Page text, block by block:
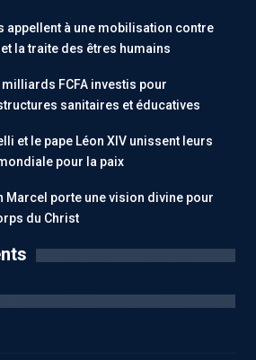
appellent à une mobilisation contre
la traite des êtres humains
FCFA investis pour
sanitaires et éducatives
et le pape Léon XIV unissent leurs
pour la paix
Marcel porte une vision divine pour
du Christ